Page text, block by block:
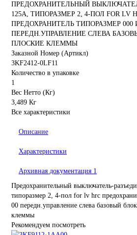
ПРЕДОХРАНИТЕЛЬНЫЙ
125A, ТИПОРАЗМЕР 2, 4-ПОЛ FOR LV
ПРЕДОХРАНИТЕЛЬ ТИПОРАЗМЕР 000
ПЕРЕДН.УПРАВЛЕНИЕ СЛЕВА
ПЛОСКИЕ КЛЕММЫ
Заказной Номер (Артикл)
3KF2412-0LF11
Количество в упаковке
1
Вес Нетто (Кг)
3,489 Кг
Все характеристики
Описание
Характеристики
Архивная документация 1
Предохранительный выключатель-
типоразмер 2, 4-пол for lv hrc
00 передн.управление слева базовый
клеммы
Рекомендуем посмотреть